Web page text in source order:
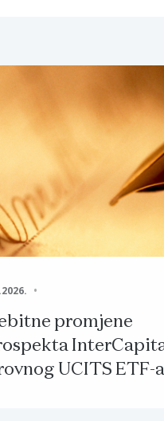
promjene
UCITS ETF-a